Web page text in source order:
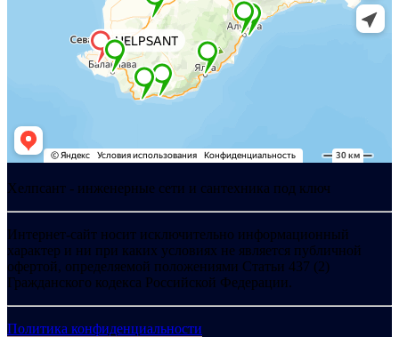
Хелпсант - инженерные сети и сантехника под ключ
Интернет-сайт носит исключительно информационный
характер и ни при каких условиях не является публичной
офертой, определяемой положениями Статьи 437 (2)
Гражданского кодекса Российской Федерации.
Политика конфиденциальности